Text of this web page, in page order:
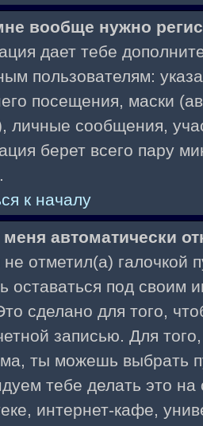
вообще нужно
дает тебе
пользователям:
посещения, маски
личные сообщения,
берет всего пару
к началу
автоматически
отметил(а) галочкой
оставаться под своим
сделано для того,
записью. Для
ты можешь выбрать
тебе делать это
интернет-кафе,